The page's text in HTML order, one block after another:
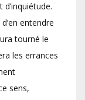
entendre
tourné le
les errances
sens,